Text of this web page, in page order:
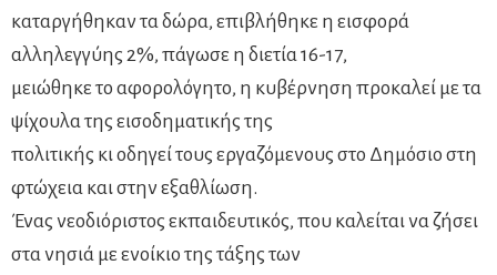
καταργήθηκαν τα δώρα, επιβλήθηκε η εισφορά
αλληλεγγύης 2%, πάγωσε η διετία 16-17,
μειώθηκε το αφορολόγητο, η κυβέρνηση προκαλεί με τα
ψίχουλα της εισοδηματικής της
πολιτικής κι οδηγεί τους εργαζόμενους στο Δημόσιο στη
φτώχεια και στην εξαθλίωση.
Ένας νεοδιόριστος εκπαιδευτικός, που καλείται να ζήσει
στα νησιά με ενοίκιο της τάξης των